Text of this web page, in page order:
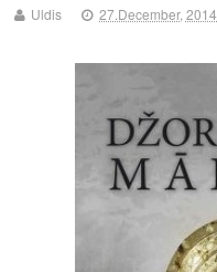
Uldis 27.December, 2014